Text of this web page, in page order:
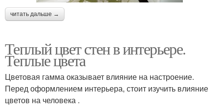
читать дальше →
Теплый цвет стен в интерьере.
Теплые цвета
Цветовая гамма оказывает влияние на настроение.
Перед оформлением интерьера, стоит изучить влияние
цветов на человека .